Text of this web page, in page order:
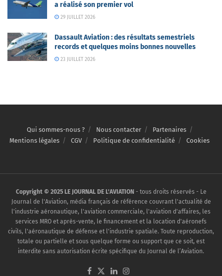
a réalisé son premier vol
29 JUILLET 2026
Dassault Aviation : des résultats semestriels
records et quelques moins bonnes nouvelles
23 JUILLET 2026
Qui sommes-nous ? Nous contacter
Partenaires
Mentions légales
CGV Politique de confidentialité Cookies
Copyright © 2025 LE JOURNAL DE L'AVIATION - tous droits réservés - Le
Journal de l'Aviation, média français de référence couvrant l'actualité de
l'industrie aéronautique, l'aviation commerciale, l'aviation d'affaires, les
services MRO et après-vente, le financement et la location d'aéronefs
civils, l'aéronautique de défense et l'industrie spatiale. Toute reproduction,
totale ou partielle et sous quelque forme ou support que ce soit, est
interdite sans autorisation écrite spécifique du Journal de l’Aviation.